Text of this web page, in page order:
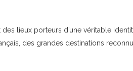
lieux porteurs d’une véritable
des grandes destinations